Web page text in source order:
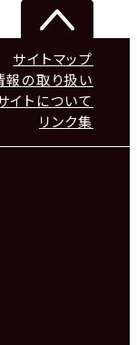
サイトマップ
報の取り扱い
イトについて
リンク集